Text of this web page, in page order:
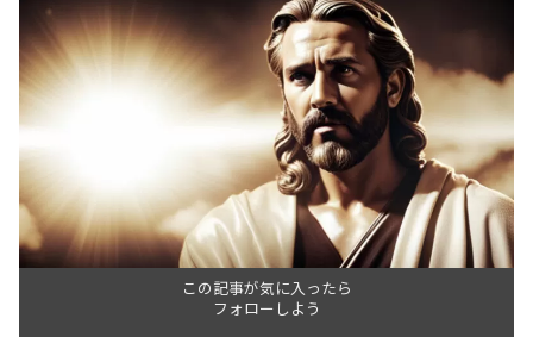
この記事が気に入ったら
フォローしよう